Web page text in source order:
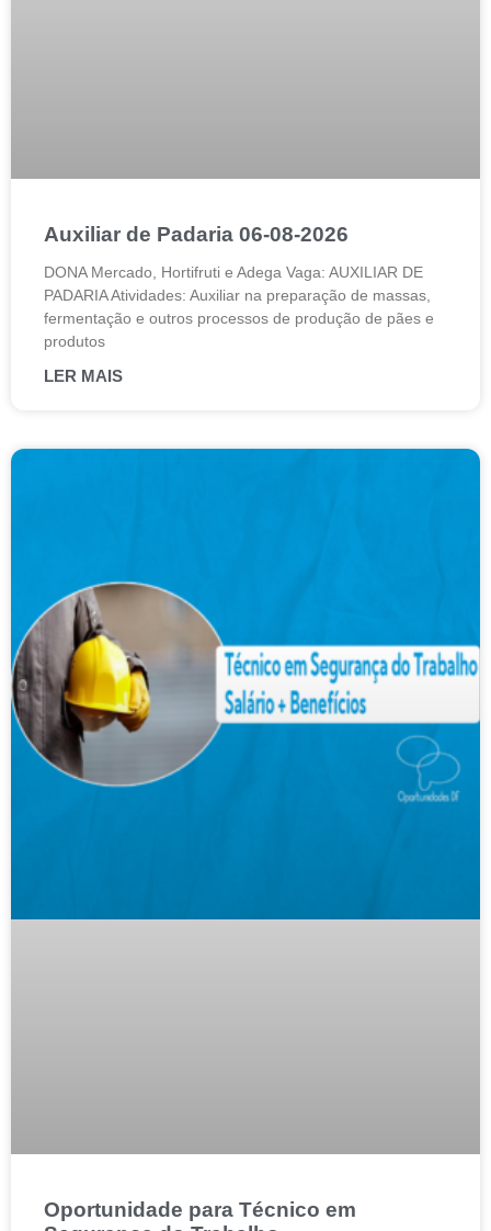
Auxiliar de Padaria 06-08-2026
DONA Mercado, Hortifruti e Adega Vaga: AUXILIAR DE
PADARIA Atividades: Auxiliar na preparação de massas,
fermentação e outros processos de produção de pães e
produtos
LER MAIS
Oportunidade para Técnico em